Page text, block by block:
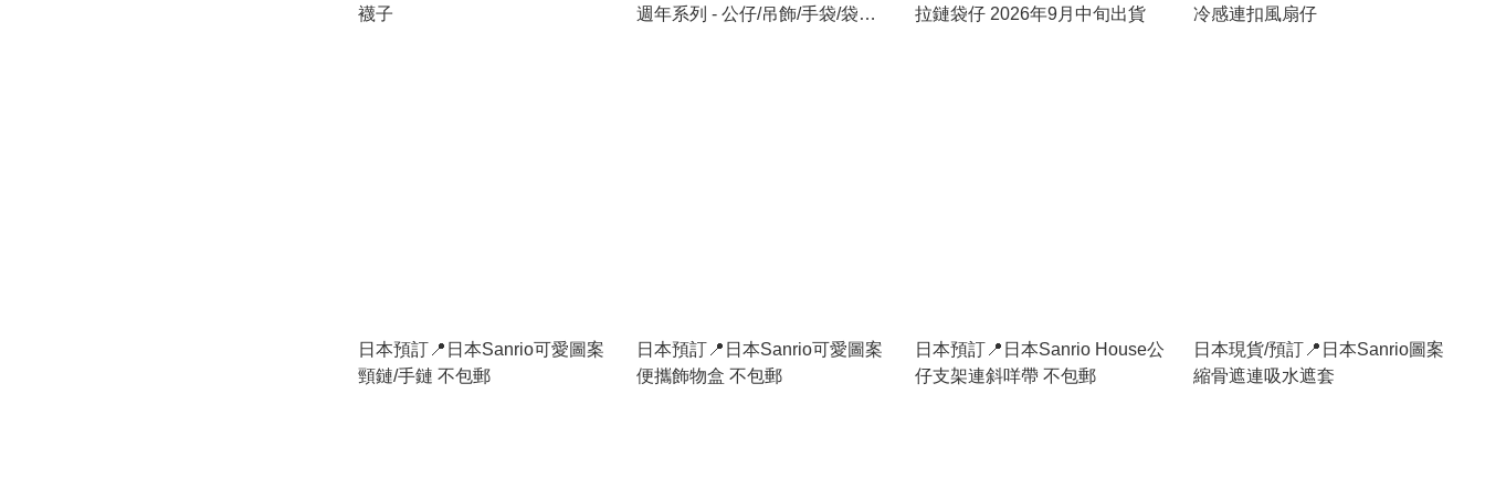
襪子
週年系列 - 公仔/吊飾/手袋/袋仔/
拉鏈袋仔 2026年9月中旬出貨
冷感連扣風扇仔
日本預訂📍日本Sanrio可愛圖案
頸鏈/手鏈 不包郵
日本預訂📍日本Sanrio可愛圖案
便攜飾物盒 不包郵
日本預訂📍日本Sanrio House公
仔支架連斜咩帶 不包郵
日本現貨/預訂📍日本Sanrio圖案
縮骨遮連吸水遮套